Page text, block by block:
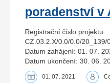
poradenství v
Registrační číslo projektu:
CZ.03.2.X/0.0/0.0/20_139/
Datum zahájení: 01. 07.
Datum ukončení: 30. 06.
01. 07. 2021